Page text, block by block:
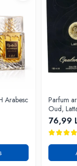
Parfum
Oud,
76,99